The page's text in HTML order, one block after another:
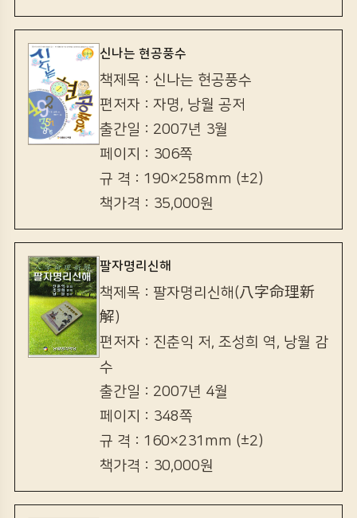
신나는 현공풍수
책제목 : 신나는 현공풍수
편저자 : 자명, 낭월 공저
출간일 : 2007년 3월
페이지 : 306쪽
규 격 : 190×258mm (±2)
책가격 : 35,000원
팔자명리신해
책제목 : 팔자명리신해(八字命理新
解)
편저자 : 진춘익 저, 조성희 역, 낭월 감
수
출간일 : 2007년 4월
페이지 : 348쪽
규 격 : 160×231mm (±2)
책가격 : 30,000원